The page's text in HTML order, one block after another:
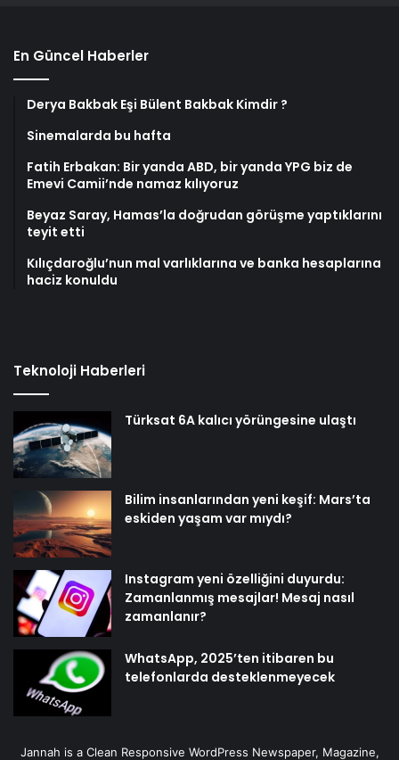
En Güncel Haberler
Derya Bakbak Eşi Bülent Bakbak Kimdir ?
Sinemalarda bu hafta
Fatih Erbakan: Bir yanda ABD, bir yanda YPG biz de
Emevi Camii’nde namaz kılıyoruz
Beyaz Saray, Hamas’la doğrudan görüşme yaptıklarını
teyit etti
Kılıçdaroğlu’nun mal varlıklarına ve banka hesaplarına
haciz konuldu
Teknoloji Haberleri
Türksat 6A kalıcı yörüngesine ulaştı
Bilim insanlarından yeni keşif: Mars’ta
eskiden yaşam var mıydı?
Instagram yeni özelliğini duyurdu:
Zamanlanmış mesajlar! Mesaj nasıl
zamanlanır?
WhatsApp, 2025’ten itibaren bu
telefonlarda desteklenmeyecek
Jannah is a Clean Responsive WordPress Newspaper, Magazine,